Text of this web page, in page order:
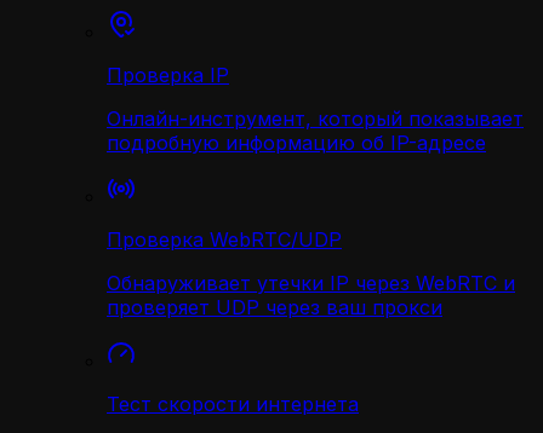
Проверка IP
Онлайн-инструмент, который показывает
подробную информацию об IP-адресе
Проверка WebRTC/UDP
Обнаруживает утечки IP через WebRTC и
проверяет UDP через ваш прокси
Тест скорости интернета